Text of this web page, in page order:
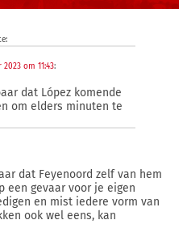
om 11:43:
dat López komende
om elders minuten te
dat Feyenoord zelf van hem
een gevaar voor je eigen
en mist iedere vorm van
ook wel eens, kan